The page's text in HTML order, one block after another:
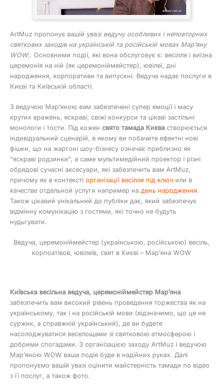
ArtMuz пропонує вашій увазі ведучу особливих і неповторних
святкових заходів на українській та російській мовах Мар’яну
WOW;. Основними події, які вона обслуговує є: весілля і виїзна
церемонія на ній (як церемоніймейстер), ювілеї, дні
народження, корпоративи та випускні. Ведуча надає послуги в
Києві та Київській області.
З ведучою Мар’яною вам забезпечені супер емоції і масу
крутих вражень, яскраві, свіжі конкурси та цікаві застільні
монологи і тости. Під кожен свято тамада Києва створюється
індивідуальний сценарій, в якому ви побачите ефектні нові
фішки, що на жаргоні шоу-бізнесу означає приблизно як
“яскраві родзинки”, а саме мультимедійний проектор і різні
обрядові сучасні аксесуари, які забезпечить вам ArtMuz,
причому як в контексті організації весілля під ключ или в
качестве отдельной услуги например на день народження.
Також цікавий унікальний до публіки дає, який забезпечує
відмінну комунікацію з гостями, які точно не будуть
нудьгувати.
Ведуча, церемоніймейстер (українською, російською) весіль,
корпоатівов, ювілеїв, свят в Києві – Мар’яна WOW
Київська весільна ведуча, церемоніймейстер Мар’яна
забезпечить вам високий рівень проведення торжества як на
українському, так і на російській мови (відзначимо, що це не
суржик, а справжній український), де ви будете
насолоджуватися веселощами зі святковою атмосферою і
добрими спогадами. З організацією заходу ArtMuz і ведучою
Мар’яною WOW ваша подія буде в надійних руках. Далі
пропонуємо вашій увазі оцінити майстерність тамади по відео
з її послуг, а також фото.